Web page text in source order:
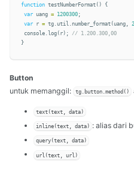
function testNumberFormat ()
{
var uang = 1200300 ;
var r = tg .util .number_format (uang , 2
console . log ( r);
// 1.200.300,00
}
Button
untuk memanggil:
tg.button.method()
text(text, data)
inline(text, data) : alias dari
query(text, data)
url(text, url)